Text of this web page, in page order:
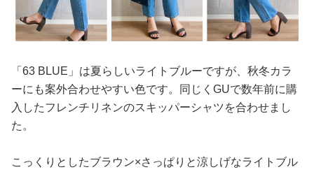
「63 BLUE」は夏らしいライトブルーですが、秋冬カラ
ーにも案外合わせやすい色です。同じくGUで数年前に購
入したフレンチリネンのスキッパーシャツを合わせまし
た。
こっくりとしたブラウン×さっぱりと涼しげなライトブル